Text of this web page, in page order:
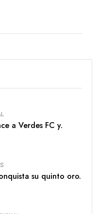
a Verdes FC y.
su quinto oro.